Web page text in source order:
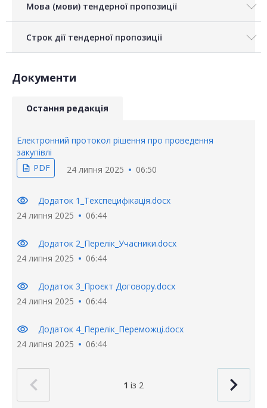
Мова (мови) тендерної пропозиції
Строк дії тендерної пропозиції
Документи
Остання редакція
Електронний протокол рішення про проведення
закупівлі
description PDF 24 липня 2025 06:50
visibility
Додаток 1_Техспецифікація.docx
24 липня 2025
06:44
visibility
Додаток 2_Перелік_Учасники.docx
24 липня 2025
06:44
visibility
Додаток 3_Проєкт Договору.docx
24 липня 2025
06:44
visibility
Додаток 4_Перелік_Переможці.docx
24 липня 2025
06:44
1 із 2